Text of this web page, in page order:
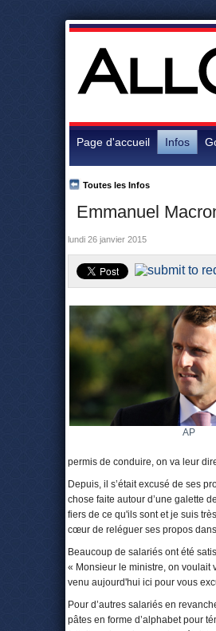
Page d'accueil Infos
Emmanuel
Toutes les Infos
lundi 26 janvier 2015
AP
permis de conduire, on va leur
Depuis, il s’était excusé de ses
chose faite autour d’une galette
fiers de ce qu'ils sont et je suis
cœur de reléguer ses propos
Beaucoup de salariés ont été
« Monsieur le ministre, on voulait
venu aujourd'hui ici pour vous
Pour d’autres salariés en
pâtes en forme d’alphabet pour